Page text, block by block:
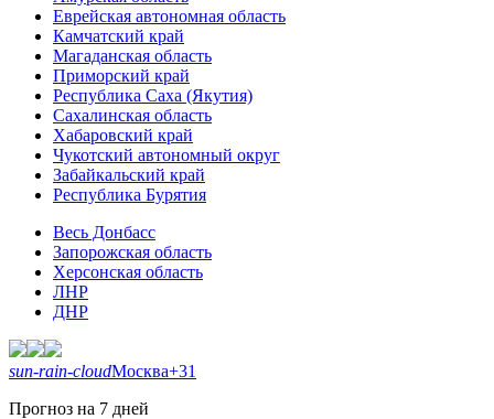
Еврейская автономная область
Камчатский край
Магаданская область
Приморский край
Республика Саха (Якутия)
Сахалинская область
Хабаровский край
Чукотский автономный округ
Забайкальский край
Республика Бурятия
Весь Донбасс
Запорожская область
Херсонская область
ЛНР
ДНР
sun-rain-cloudМосква+31
Прогноз на 7 дней